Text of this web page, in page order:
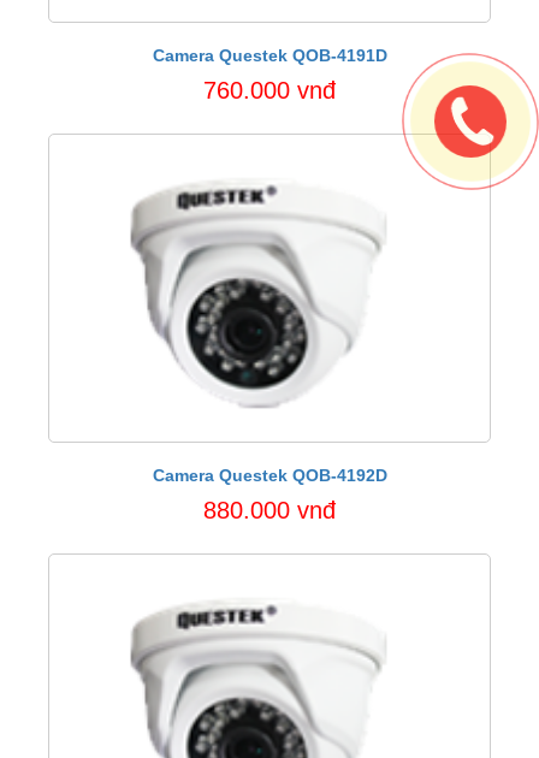
Camera Questek QOB-4191D
760.000 vnđ
Camera Questek QOB-4192D
880.000 vnđ